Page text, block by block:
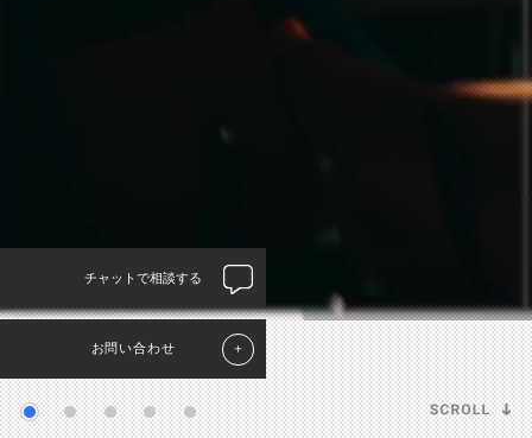
チャットで相談する
お問い合わせ ＋